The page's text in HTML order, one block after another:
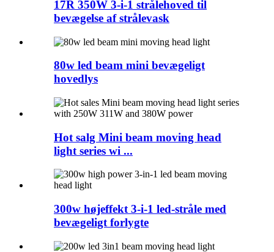
17R 350W 3-i-1 strålehoved til
bevægelse af strålevask
80w led beam mini bevægeligt
hovedlys
Hot salg Mini beam moving head
light series wi ...
300w højeffekt 3-i-1 led-stråle med
bevægeligt forlygte